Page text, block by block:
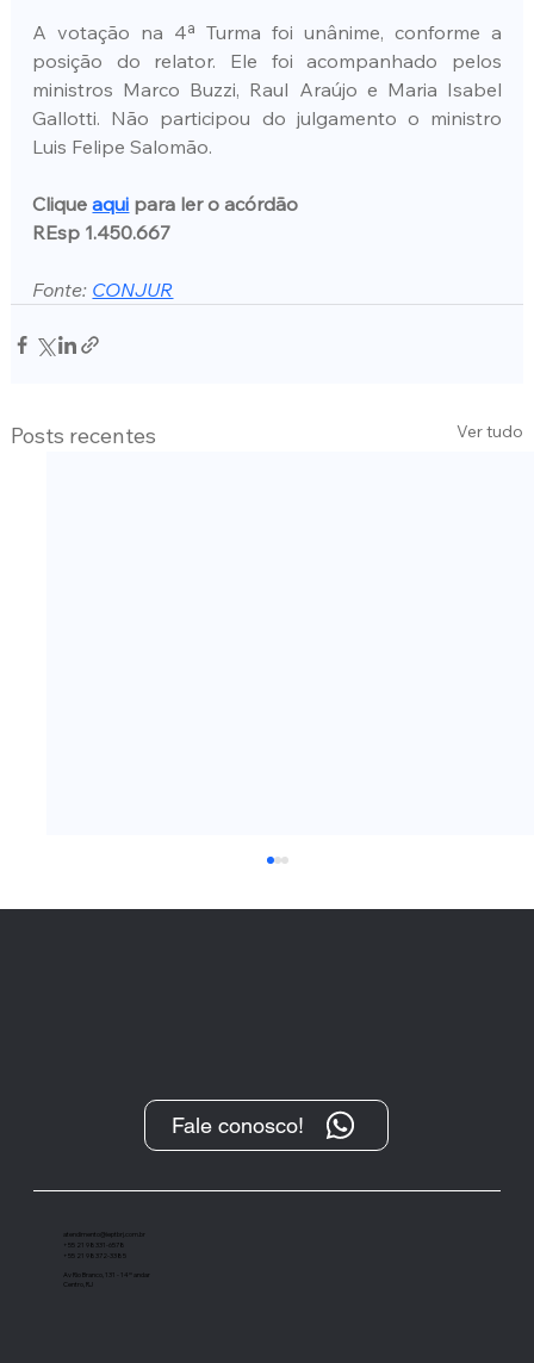
A votação na 4ª Turma foi unânime, conforme a
posição do relator. Ele foi acompanhado pelos
ministros Marco Buzzi, Raul Araújo e Maria Isabel
Gallotti. Não participou do julgamento o ministro
Luis Felipe Salomão.
Clique aqui para ler o acórdão
REsp 1.450.667
Fonte: CONJUR
Posts recentes Ver tudo
“O Protesto, após sua transformação
importante instrumento de cobrança”
Fale conosco!
atendimento@ieptbrj.com.br
+55 21 98331-6578
+55 21 98372-3385
Av Rio Branco, 131 - 14º andar
Centro, RJ